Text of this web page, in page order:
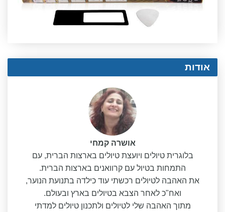
אודות
אושרה קמחי
בלוגרית טיולים ויועצת טיולים בארצות הברית, עם
התמחות בטיול עם קרוואנים בארצות הברית.
את האהבה לטיולים רכשתי עוד כילדה בתנועת הנוער,
ואח"כ לאחר הצבא בטיולים בארץ ובעולם.
מתוך האהבה שלי לטיולים ולתכנון טיולים למדתי